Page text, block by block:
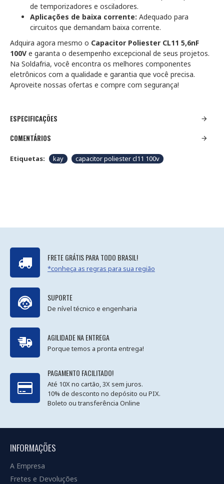
de temporizadores e osciladores.
Aplicações de baixa corrente: Adequado para
circuitos que demandam baixa corrente.
Adquira agora mesmo o Capacitor Poliester CL11 5,6nF
100V e garanta o desempenho excepcional de seus projetos.
Na Soldafria, você encontra os melhores componentes
eletrônicos com a qualidade e garantia que você precisa.
Aproveite nossas ofertas e compre com segurança!
ESPECIFICAÇÕES
COMENTÁRIOS
Etiquetas: kay capacitor poliester cl11 100v
FRETE GRÁTIS PARA TODO BRASIL!
*conheça as regras para sua região
SUPORTE
De nível técnico e engenharia
AGILIDADE NA ENTREGA
Porque temos a pronta entrega!
PAGAMENTO FACILITADO!
Até 10X no cartão, 3X sem juros.
10% de desconto no depósito ou PIX.
Boleto ou transferência Online
INFORMAÇÕES
A Empresa
Fretes e Devoluções